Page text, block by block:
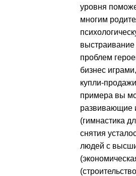
уровня
многим
проблем
бизнес
купли-
примера вы
развивающие
(гимнастика
снятия
людей с